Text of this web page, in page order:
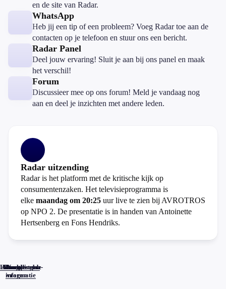
en de site van Radar.
WhatsApp
Heb jij een tip of een probleem? Voeg Radar toe aan de
contacten op je telefoon en stuur ons een bericht.
Radar Panel
Deel jouw ervaring! Sluit je aan bij ons panel en maak
het verschil!
Forum
Discussieer mee op ons forum! Meld je vandaag nog
aan en deel je inzichten met andere leden.
Radar uitzending
Radar is het platform met de kritische kijk op
consumentenzaken. Het televisieprogramma is
elke maandag om 20:25 uur live te zien bij AVROTROS
op NPO 2. De presentatie is in handen van Antoinette
Hertsenberg en Fons Hendriks.
Home
Actueel
Uitzendingen
Reacties
Programma-
informatie
Veelgestelde
vragen